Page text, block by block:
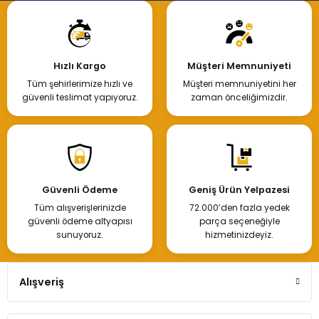
Hızlı Kargo
Tüm şehirlerimize hızlı ve
güvenli teslimat yapıyoruz.
Müşteri Memnuniyeti
Müşteri memnuniyetini her
zaman önceliğimizdir.
Güvenli Ödeme
Tüm alışverişlerinizde
güvenli ödeme altyapısı
sunuyoruz.
Geniş Ürün Yelpazesi
72.000’den fazla yedek
parça seçeneğiyle
hizmetinizdeyiz.
Alışveriş